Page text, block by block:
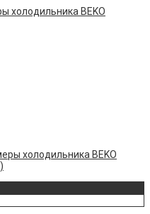
холодильника BEKO